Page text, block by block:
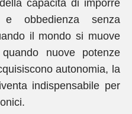
capacità di imporre
e obbedienza senza
il mondo si muove
nuove potenze
autonomia, la
indispensabile per